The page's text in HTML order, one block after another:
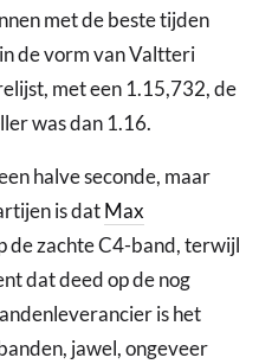
met de beste tijden
de vorm van Valtteri
met een 1.15,732, de
was dan 1.16.
halve seconde, maar
is datMax
de zachte C4-band, terwijl
dat deed op de nog
is het
jawel, ongeveer